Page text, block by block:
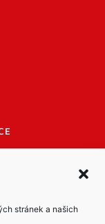
stránek a našich